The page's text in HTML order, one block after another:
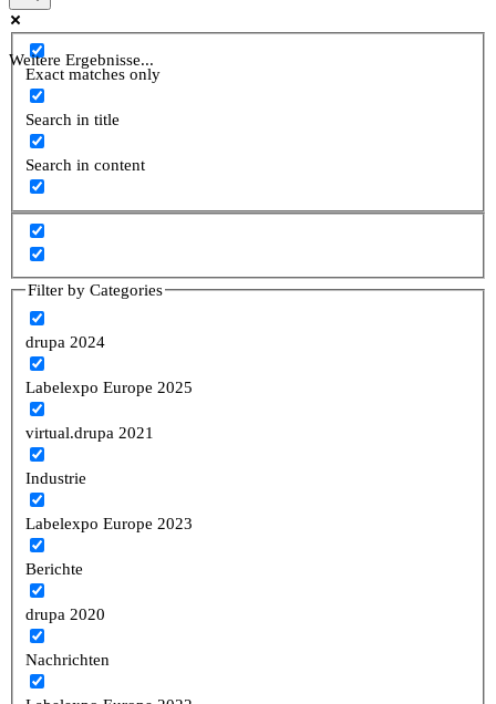
Weitere Ergebnisse...
Exact matches only
Search in title
Search in content
Filter by Categories
drupa 2024
Labelexpo Europe 2025
virtual.drupa 2021
Industrie
Labelexpo Europe 2023
Berichte
drupa 2020
Nachrichten